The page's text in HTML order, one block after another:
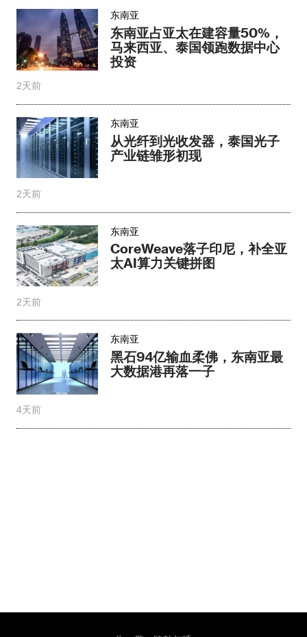
东南亚
东南亚占亚太在建容量50%，
马来西亚、泰国领跑数据中心
投资
2天前
东南亚
从光纤到光收发器，泰国光子
产业链雏形初现
2天前
东南亚
CoreWeave落子印尼，补全亚
太AI算力关键拼图
2天前
东南亚
黑石94亿输血柔佛，东南亚最
大数据港再落一子
4天前